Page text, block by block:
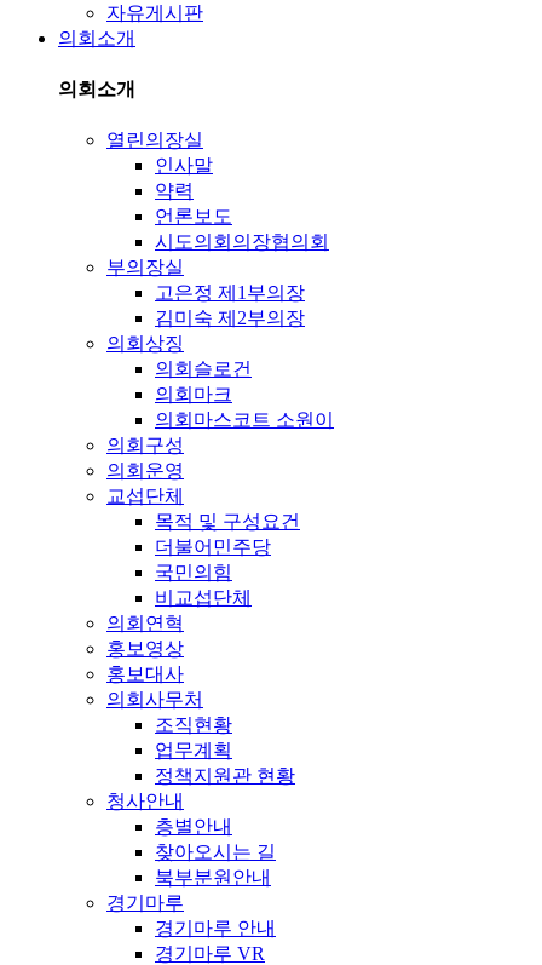
자유게시판
의회소개
의회소개
열린의장실
인사말
약력
언론보도
시도의회의장협의회
부의장실
고은정 제1부의장
김미숙 제2부의장
의회상징
의회슬로건
의회마크
의회마스코트 소원이
의회구성
의회운영
교섭단체
목적 및 구성요건
더불어민주당
국민의힘
비교섭단체
의회연혁
홍보영상
홍보대사
의회사무처
조직현황
업무계획
정책지원관 현황
청사안내
층별안내
찾아오시는 길
북부분원안내
경기마루
경기마루 안내
경기마루 VR